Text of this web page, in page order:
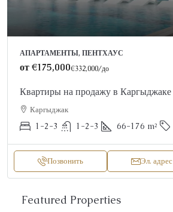
АПАРТАМЕНТЫ, ПЕНТХАУС
от€175,000€332,000/до
Квартиры на продажу в Каргыджаке
Каргыджак
1-2-3 1-2-3 66-176 m²
Позвонить Эл. адрес
Featured Properties